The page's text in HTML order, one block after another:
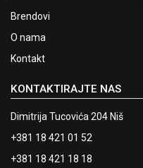
Brendovi
O nama
Kontakt
KONTAKTIRAJTE NAS
Dimitrija Tucovića 204 Niš
+381 18 421 01 52
+381 18 421 18 18